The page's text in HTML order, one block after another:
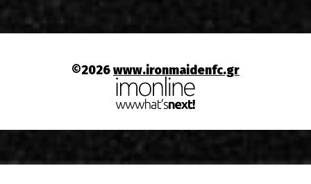
©2026www.ironmaidenfc.gr